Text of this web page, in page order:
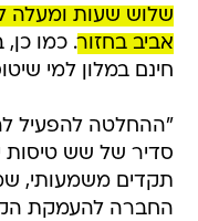
שלוש שעות ומעלה
אביב בחזור. כמו כן,
חינם במלון למי
"ההחלטה להפעיל
סדיר של שש טיסות
תקדים משמעותי,
החברה להעמקת